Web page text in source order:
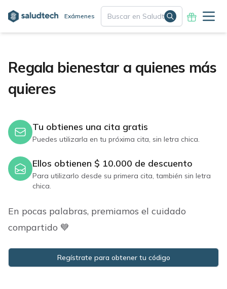
Exámenes
Regala bienestar a quienes más
quieres
Tu obtienes una cita gratis
Puedes utilizarla en tu próxima cita, sin letra chica.
Ellos obtienen $ 10.000 de descuento
Para utilizarlo desde su primera cita, también sin letra
chica.
En pocas palabras, premiamos el cuidado
compartido 💙
Regístrate para obtener tu código